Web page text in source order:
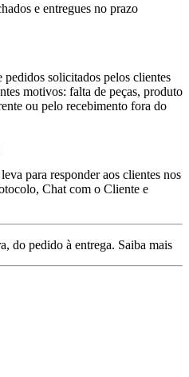
e entregues no prazo
pedidos solicitados pelos clientes
motivos: falta de peças, produto
ou pelo recebimento fora do
para responder aos clientes nos
Chat com o Cliente e
do pedido à entrega. Saiba mais